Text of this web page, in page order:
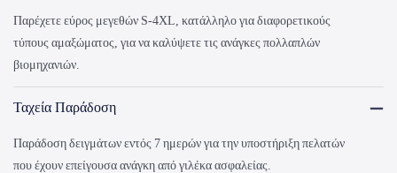
Παρέχετε εύρος μεγεθών S-4XL, κατάλληλο για διαφορετικούς
τύπους αμαξώματος, για να καλύψετε τις ανάγκες πολλαπλών
βιομηχανιών.
Ταχεία Παράδοση
Παράδοση δειγμάτων εντός 7 ημερών για την υποστήριξη πελατών
που έχουν επείγουσα ανάγκη από γιλέκα ασφαλείας.